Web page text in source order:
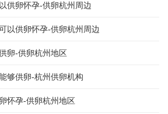
供卵怀孕-供卵杭州周边
以供卵怀孕-供卵杭州周边
卵-供卵杭州地区
够供卵-杭州供卵机构
怀孕-供卵杭州地区